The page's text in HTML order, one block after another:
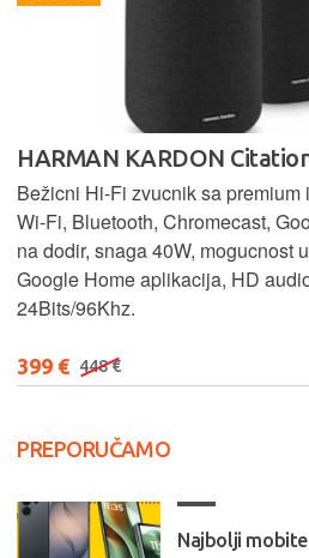
HARMAN KARDON
Bežicni Hi-Fi zvucnik sa
Wi-Fi, Bluetooth, Chromecast,
na dodir, snaga 40W, mogucnost
Google Home aplikacija, HD
24Bits/96Khz.
399 € 448 €
PREPORUČAMO
Najbolji